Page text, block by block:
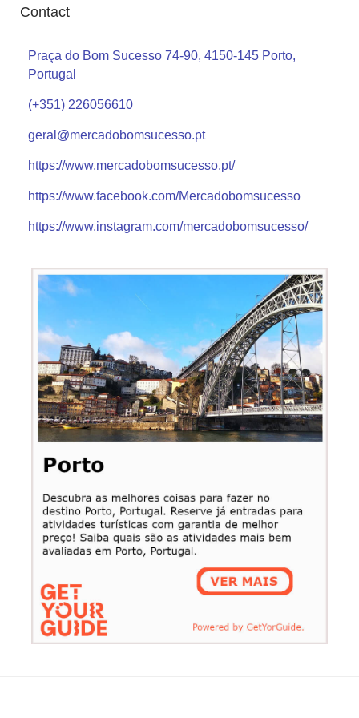
Contact
Praça do Bom Sucesso 74-90, 4150-145 Porto,
Portugal
(+351) 226056610
geral@mercadobomsucesso.pt
https://www.mercadobomsucesso.pt/
https://www.facebook.com/Mercadobomsucesso
https://www.instagram.com/mercadobomsucesso/